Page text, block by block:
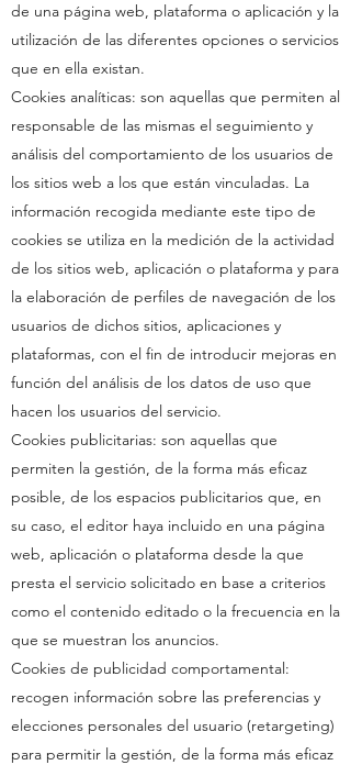
de una página web, plataforma o aplicación y la
utilización de las diferentes opciones o servicios
que en ella existan.
Cookies analíticas: son aquellas que permiten al
responsable de las mismas el seguimiento y
análisis del comportamiento de los usuarios de
los sitios web a los que están vinculadas. La
información recogida mediante este tipo de
cookies se utiliza en la medición de la actividad
de los sitios web, aplicación o plataforma y para
la elaboración de perfiles de navegación de los
usuarios de dichos sitios, aplicaciones y
plataformas, con el fin de introducir mejoras en
función del análisis de los datos de uso que
hacen los usuarios del servicio.
Cookies publicitarias: son aquellas que
permiten la gestión, de la forma más eficaz
posible, de los espacios publicitarios que, en
su caso, el editor haya incluido en una página
web, aplicación o plataforma desde la que
presta el servicio solicitado en base a criterios
como el contenido editado o la frecuencia en la
que se muestran los anuncios.
Cookies de publicidad comportamental:
recogen información sobre las preferencias y
elecciones personales del usuario (retargeting)
para permitir la gestión, de la forma más eficaz